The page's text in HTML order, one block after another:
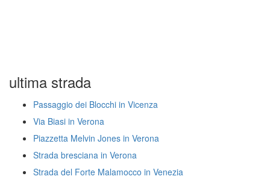
ultima strada
Passaggio dei Blocchi in Vicenza
Via Biasi in Verona
Piazzetta Melvin Jones in Verona
Strada bresciana in Verona
Strada del Forte Malamocco in Venezia